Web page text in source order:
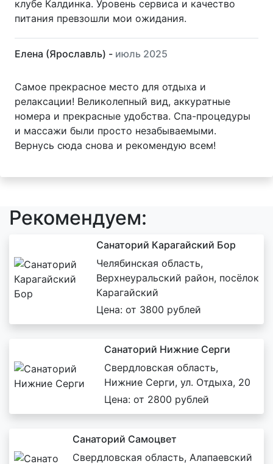
клубе Калдинка. Уровень сервиса и качество
питания превзошли мои ожидания.
Елена (Ярославль) - июль 2025
Самое прекрасное место для отдыха и
релаксации! Великолепный вид, аккуратные
номера и прекрасные удобства. Спа-процедуры
и массажи были просто незабываемыми.
Вернусь сюда снова и рекомендую всем!
Рекомендуем:
Санаторий Карагайский Бор
Челябинская область,
Верхнеуральский район, посёлок
Карагайский
Цена: от 3800 рублей
Санаторий Нижние Серги
Свердловская область,
Нижние Серги, ул. Отдыха, 20
Цена: от 2800 рублей
Санаторий Самоцвет
Свердловская область, Алапаевский